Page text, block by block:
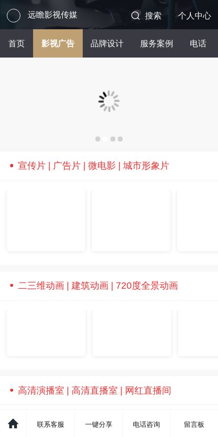
远瞻影视传媒 搜索 个人中心
首页 影视广告 品牌设计 服务案例 电话
宣传片 | 广告片 | 微电影 | 城市形象片
二三维动画 | 建筑动画 | 720度全景动画
高清演播室 | 高清直播室 | 网红直播间
联系客服 一键分享 电话咨询 留言板